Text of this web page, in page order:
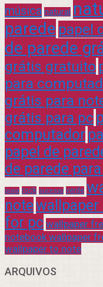
música natural
parede papel
de parede
grátis gratuito
para
grátis para
grátis para pc
computador
papel de
de parede
praia rock sucesso verde
note
for pc wallpaper
notebook wallpaper
wallpaper to note
ARQUIVOS